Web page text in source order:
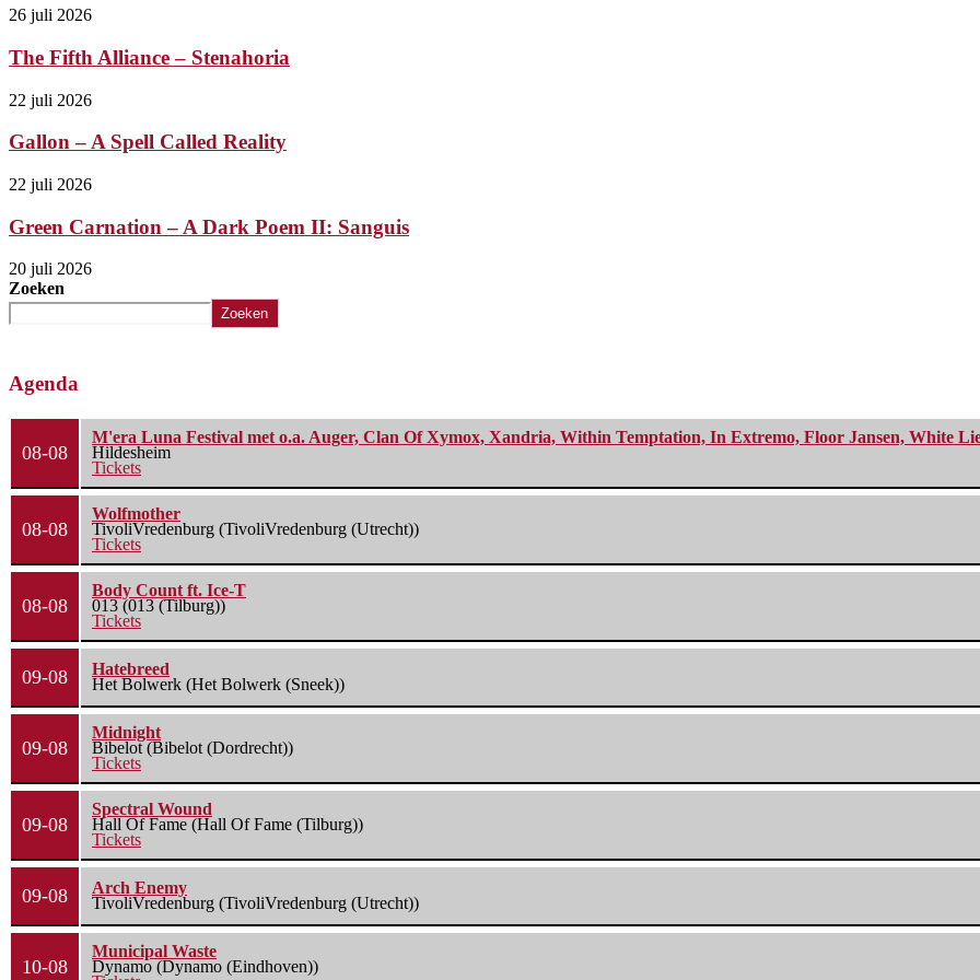
26 juli 2026
The Fifth Alliance – Stenahoria
22 juli 2026
Gallon – A Spell Called Reality
22 juli 2026
Green Carnation – A Dark Poem II: Sanguis
20 juli 2026
Zoeken
Zoeken
Agenda
08-08
M'era Luna Festival met o.a. Auger, Clan Of Xymox, Xandria, Within Temptation, In Extremo, Floor Jansen, White
Hildesheim
Tickets
08-08
Wolfmother
TivoliVredenburg (TivoliVredenburg (Utrecht))
Tickets
08-08
Body Count ft. Ice-T
013 (013 (Tilburg))
Tickets
09-08
Hatebreed
Het Bolwerk (Het Bolwerk (Sneek))
09-08
Midnight
Bibelot (Bibelot (Dordrecht))
Tickets
09-08
Spectral Wound
Hall Of Fame (Hall Of Fame (Tilburg))
Tickets
09-08
Arch Enemy
TivoliVredenburg (TivoliVredenburg (Utrecht))
10-08
Municipal Waste
Dynamo (Dynamo (Eindhoven))